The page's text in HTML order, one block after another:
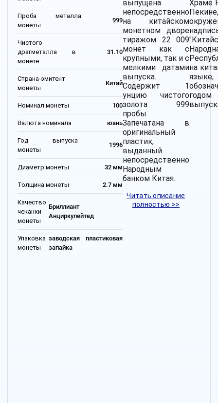
Проба металла
монеты
999
Чистого
драгметалла в
монете
31.10
Страна-эмитент
монеты
Китай
Номинал монеты 100
Валюта номинала юань
Год выпуска
монеты
1996
Диаметр монеты 32 мм
Толщина монеты 2.7 мм
Качество
чеканки
монеты
Бриллиант
Анциркулейтед
Упаковка
монеты
заводская пластиковая
запайка
выпущена
непосредственно
на китайском
монетном дворе
тиражом 22 009
монет как с
крупными, так и с
мелкими датами
выпуска.
Содержит 1
унцию чистого
золота 999
пробы.
Запечатана в
оригинальный
пластик,
выданный
непосредственно
Народным
банком Китая.
Читать описание
полностью >>
Храме
Пекине,
на
языке,
годом